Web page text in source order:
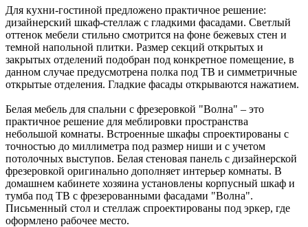
Для кухни-гостиной предложено практичное решение:
дизайнерский шкаф-стеллаж с гладкими фасадами. Светлый
оттенок мебели стильно смотрится на фоне бежевых стен и
темной напольной плитки. Размер секций открытых и
закрытых отделений подобран под конкретное помещение, в
данном случае предусмотрена полка под ТВ и симметричные
открытые отделения. Гладкие фасады открываются нажатием.
Белая мебель для спальни с фрезеровкой "Волна" – это
практичное решение для меблировки пространства
небольшой комнаты. Встроенные шкафы спроектированы с
точностью до миллиметра под размер ниши и с учетом
потолочных выступов. Белая стеновая панель с дизайнерской
фрезеровкой оригинально дополняет интерьер комнаты. В
домашнем кабинете хозяина установлены корпусный шкаф и
тумба под ТВ с фрезерованными фасадами "Волна".
Письменный стол и стеллаж спроектированы под эркер, где
оформлено рабочее место.